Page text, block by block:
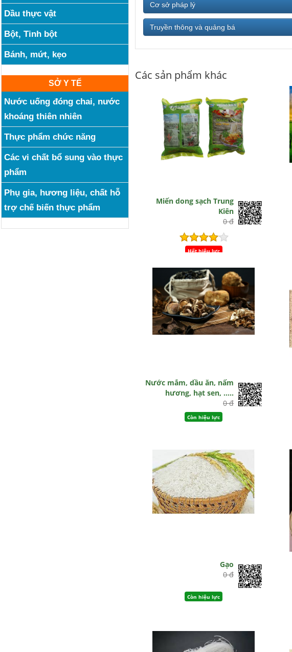
Dầu thực vật
Bột, Tinh bột
Bánh, mứt, kẹo
SỞ Y TẾ
Nước uống đóng chai, nước
khoáng thiên nhiên
Thực phẩm chức năng
Các vi chất bổ sung vào thực
phẩm
Phụ gia, hương liệu, chất hỗ
trợ chế biến thực phẩm
Cơ sở pháp lý
Truyền thông và quảng bá
Các sản phẩm khác
Miến dong sạch Trung
Kiên
0 đ
Hết hiệu lực
Nước mắm, dầu ăn, nấm
hương, hạt sen, .....
0 đ
Còn hiệu lực
Gạo
0 đ
Còn hiệu lực